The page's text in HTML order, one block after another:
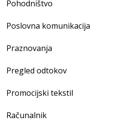
Pohodništvo
Poslovna komunikacija
Praznovanja
Pregled odtokov
Promocijski tekstil
Računalnik